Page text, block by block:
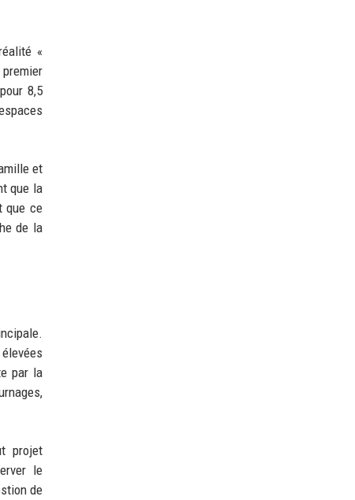
«
8,5
et
que la
que ce
de la
par la
projet
le
de